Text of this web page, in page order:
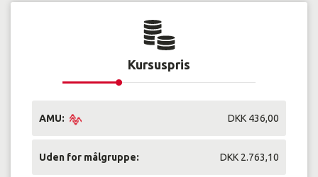
Kursuspris
AMU: DKK 436,00
Uden for målgruppe: DKK 2.763,10